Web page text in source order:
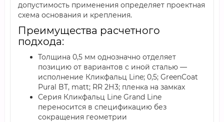
допустимость применения определяет проектная
схема основания и крепления.
Преимущества расчетного
подхода:
Толщина 0,5 мм однозначно отделяет
позицию от вариантов с иной сталью —
исполнение Кликфальц Line; 0,5; GreenCoat
Pural BT, matt; RR 2Н3; пленка на замках
Серия Кликфальц Line Grand Line
переносится в спецификацию без
сокращения геометрии